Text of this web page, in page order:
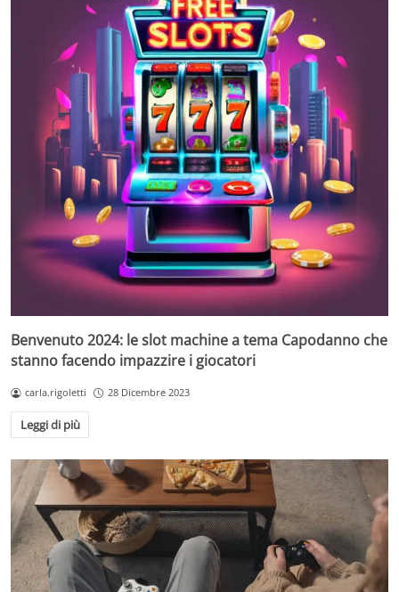
Benvenuto 2024: le slot machine a tema Capodanno che
stanno facendo impazzire i giocatori
carla.rigoletti 28 Dicembre 2023
Leggi di più